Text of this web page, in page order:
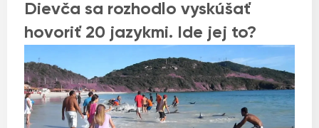
Dievča sa rozhodlo vyskúšať
hovoriť 20 jazykmi. Ide jej to?